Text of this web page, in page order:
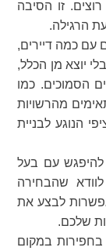
זו הסיבה
הרגילה.
עם כמה דיירים,
יוצא מן הכלל,
הסמוכים. כמו
מהרשויות
הנוגע לבניית
להיפגש עם בעל
שהבחירה
לבצע את
שלכם.
במקום